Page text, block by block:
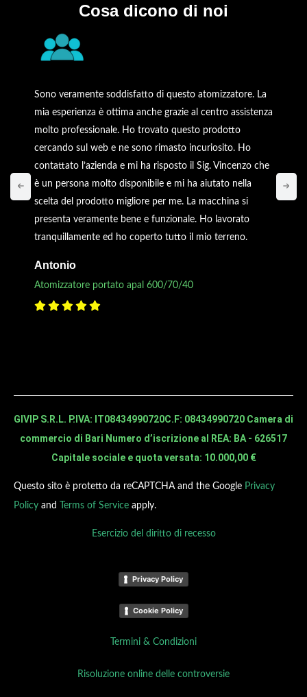
Cosa dicono di noi
Sono veramente soddisfatto di questo atomizzatore. La
mia esperienza è ottima anche grazie al centro assistenza
molto professionale. Ho trovato questo prodotto
cercando sul web e ne sono rimasto incuriosito. Ho
contattato l’azienda e mi ha risposto il Sig. Vincenzo che
è un persona molto disponibile e mi ha aiutato nella
scelta del prodotto migliore per me. La macchina si
presenta veramente bene e funzionale. Ho lavorato
tranquillamente ed ho coperto tutto il mio terreno.
Antonio
Atomizzatore portato apal 600/70/40
GIVIP S.R.L. P.IVA: IT08434990720C.F: 08434990720 Camera di
commercio di Bari Numero d’iscrizione al REA: BA - 626517
Capitale sociale e quota versata: 10.000,00 €
Questo sito è protetto da reCAPTCHA and the Google Privacy
Policy and Terms of Service apply.
Esercizio del diritto di recesso
Privacy Policy
Cookie Policy
Termini & Condizioni
Risoluzione online delle controversie